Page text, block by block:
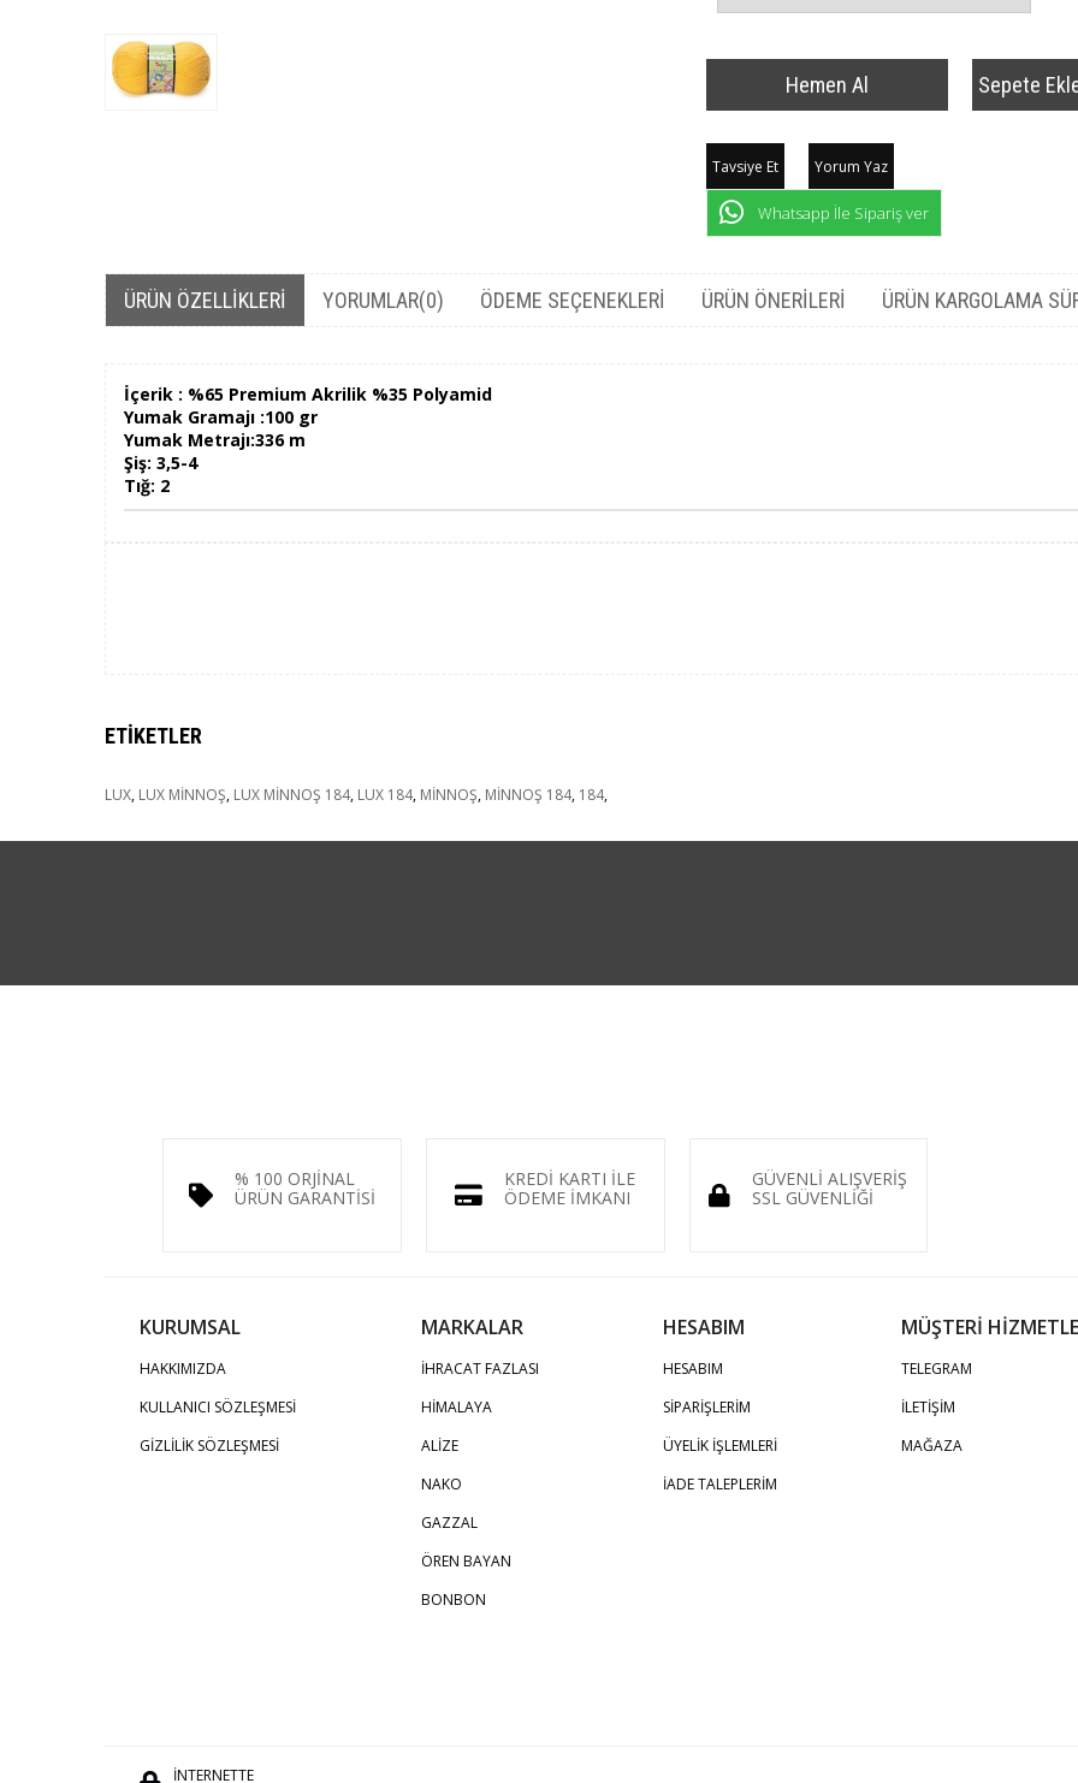
Tavsiye Et Yorum Yaz
Whatsapp İle Sipariş ver
ÜRÜN ÖZELLIKLERI YORUMLAR(0) ÖDEME SEÇENEKLERI ÜRÜN ÖNERILERI ÜRÜN KARGOLAMA
İçerik : %65 Premium Akrilik %35 Polyamid
Yumak Gramajı :100 gr
Yumak Metrajı:336 m
Şiş: 3,5-4
Tığ: 2
ETIKETLER
LUX, LUX MİNNOŞ, LUX MİNNOŞ 184, LUX 184, MİNNOŞ, MİNNOŞ 184, 184,
% 100 ORJİNAL
ÜRÜN GARANTİSİ
KREDİ KARTI İLE
ÖDEME İMKANI
GÜVENLİ ALIŞVERİŞ
SSL GÜVENLİĞİ
KURUMSAL
HAKKIMIZDA
KULLANICI SÖZLEŞMESİ
GİZLİLİK SÖZLEŞMESİ
MARKALAR
İHRACAT FAZLASI
HİMALAYA
ALİZE
NAKO
GAZZAL
ÖREN BAYAN
BONBON
HESABIM
HESABIM
SİPARİŞLERİM
ÜYELİK İŞLEMLERİ
İADE TALEPLERİM
MÜŞTERİ
TELEGRAM
İLETİŞİM
MAĞAZA
İNTERNETTE